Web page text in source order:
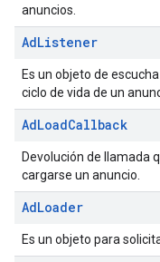
anuncios.
AdListener
Es un objeto de
ciclo de vida de un
AdLoadCallback
Devolución de llamada
cargarse un anuncio.
AdLoader
Es un objeto para